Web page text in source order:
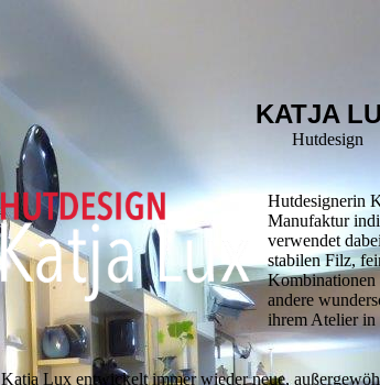
KATJA
Hutdesign
Hutdesignerin
Manufaktur
verwendet
stabilen Filz,
Kombinationen
andere
ihrem Atelier in
Katja Lux entwickelt immer wieder neue,